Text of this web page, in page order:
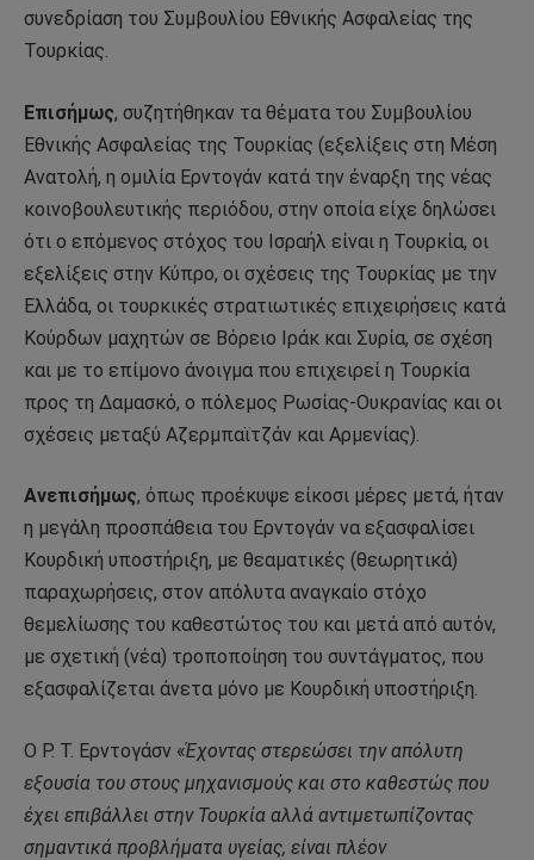
συνεδρίαση του Συμβουλίου Εθνικής Ασφαλείας της
Τουρκίας.
Επισήμως, συζητήθηκαν τα θέματα του Συμβουλίου
Εθνικής Ασφαλείας της Τουρκίας (εξελίξεις στη Μέση
Ανατολή, η ομιλία Ερντογάν κατά την έναρξη της νέας
κοινοβουλευτικής περιόδου, στην οποία είχε δηλώσει
ότι ο επόμενος στόχος του Ισραήλ είναι η Τουρκία, οι
εξελίξεις στην Κύπρο, οι σχέσεις της Τουρκίας με την
Ελλάδα, οι τουρκικές στρατιωτικές επιχειρήσεις κατά
Κούρδων μαχητών σε Βόρειο Ιράκ και Συρία, σε σχέση
και με το επίμονο άνοιγμα που επιχειρεί η Τουρκία
προς τη Δαμασκό, ο πόλεμος Ρωσίας-Ουκρανίας και οι
σχέσεις μεταξύ Αζερμπαϊτζάν και Αρμενίας).
Ανεπισήμως, όπως προέκυψε είκοσι μέρες μετά, ήταν
η μεγάλη προσπάθεια του Ερντογάν να εξασφαλίσει
Κουρδική υποστήριξη, με θεαματικές (θεωρητικά)
παραχωρήσεις, στον απόλυτα αναγκαίο στόχο
θεμελίωσης του καθεστώτος του και μετά από αυτόν,
με σχετική (νέα) τροποποίηση του συντάγματος, που
εξασφαλίζεται άνετα μόνο με Κουρδική υποστήριξη.
Ο Ρ. Τ. Ερντογάσν «Έχοντας στερεώσει την απόλυτη
εξουσία του στους μηχανισμούς και στο καθεστώς που
έχει επιβάλλει στην Τουρκία αλλά αντιμετωπίζοντας
σημαντικά προβλήματα υγείας, είναι πλέον